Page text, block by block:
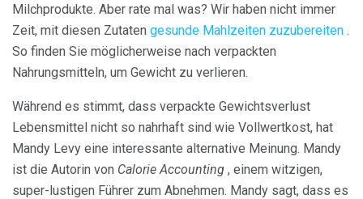
Milchprodukte. Aber rate mal was? Wir haben nicht immer
Zeit, mit diesen Zutaten gesunde Mahlzeiten zuzubereiten .
So finden Sie möglicherweise nach verpackten
Nahrungsmitteln, um Gewicht zu verlieren.
Während es stimmt, dass verpackte Gewichtsverlust
Lebensmittel nicht so nahrhaft sind wie Vollwertkost, hat
Mandy Levy eine interessante alternative Meinung. Mandy
ist die Autorin von Calorie Accounting , einem witzigen,
super-lustigen Führer zum Abnehmen. Mandy sagt, dass es